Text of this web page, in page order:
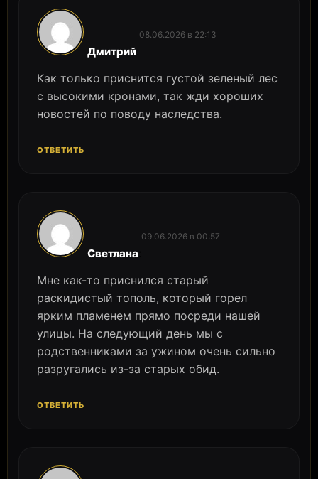
Дмитрий
08.06.2026 в 22:13
Как только приснится густой зеленый лес
с высокими кронами, так жди хороших
новостей по поводу наследства.
ОТВЕТИТЬ
Светлана
09.06.2026 в 00:57
Мне как-то приснился старый
раскидистый тополь, который горел
ярким пламенем прямо посреди нашей
улицы. На следующий день мы с
родственниками за ужином очень сильно
разругались из-за старых обид.
ОТВЕТИТЬ